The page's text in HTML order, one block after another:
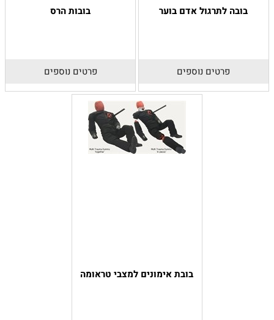
בובה לתרגול אדם בוער
פרטים נוספים
בובות הרס
פרטים נוספים
בובת אימונים למצבי טראומה